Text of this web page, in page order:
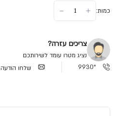
כמות:
צריכים עזרה?
נציג מטרו עומד לשירותכם
*9930
שלחו הודעה